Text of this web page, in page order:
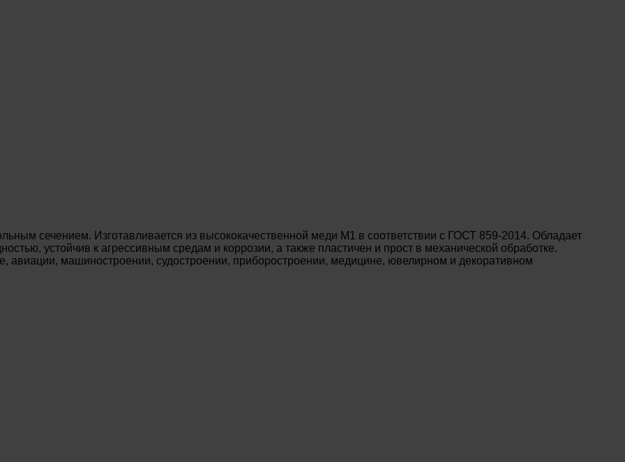
сечением. Изготавливается из высококачественной меди М1 в соответствии с ГОСТ 859-2014. Обладает
устойчив к агрессивным средам и коррозии, а также пластичен и прост в механической обработке.
авиации, машиностроении, судостроении, приборостроении, медицине, ювелирном и декоративном